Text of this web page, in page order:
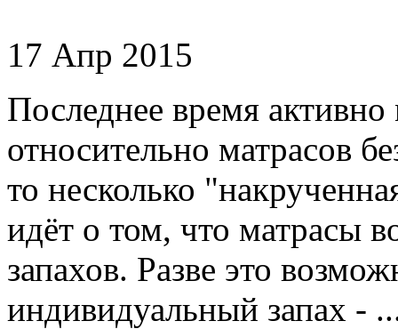
17 Апр 2015
Последнее время активно
относительно матрасов
то несколько
идёт о том, что матрасы
запахов. Разве это
индивидуальный запах -